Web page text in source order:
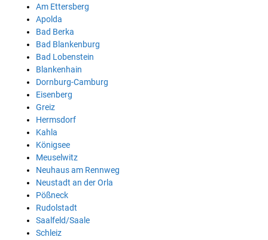
Am Ettersberg
Apolda
Bad Berka
Bad Blankenburg
Bad Lobenstein
Blankenhain
Dornburg-Camburg
Eisenberg
Greiz
Hermsdorf
Kahla
Königsee
Meuselwitz
Neuhaus am Rennweg
Neustadt an der Orla
Pößneck
Rudolstadt
Saalfeld/Saale
Schleiz